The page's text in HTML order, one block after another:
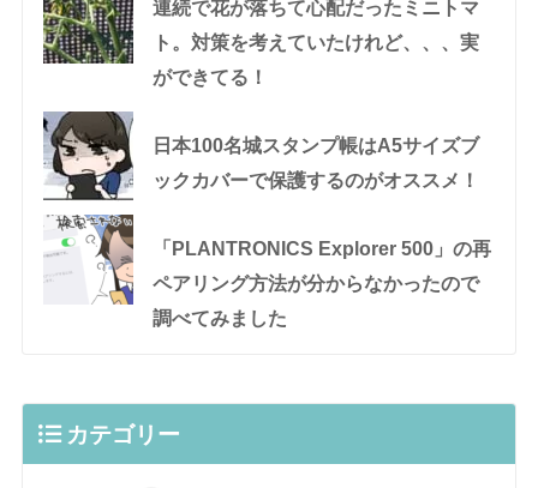
連続で花が落ちて心配だったミニトマ
ト。対策を考えていたけれど、、、実
ができてる！
日本100名城スタンプ帳はA5サイズブ
ックカバーで保護するのがオススメ！
「PLANTRONICS Explorer 500」の再
ペアリング方法が分からなかったので
調べてみました
カテゴリー